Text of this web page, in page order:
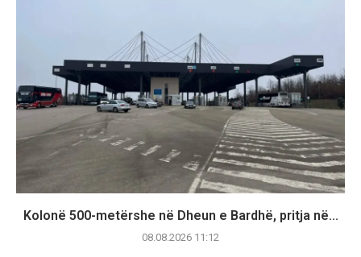
Kolonë 500-metërshe në Dheun e Bardhë, pritja në...
08.08.2026 11:12